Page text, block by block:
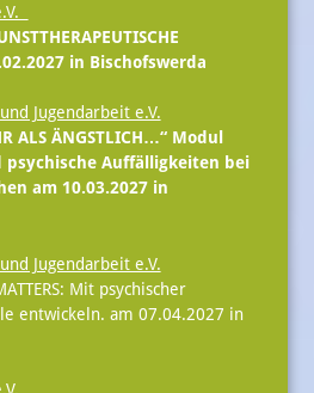
in Bischofswerda
Jugendarbeit e.V.
ALS ÄNGSTLICH…“ Modul
Auffälligkeiten bei
am 10.03.2027 in
Jugendarbeit e.V.
Mit psychischer
entwickeln. am 07.04.2027 in